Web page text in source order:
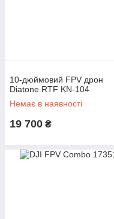
10-дюймовий FPV дрон
Diatone RTF KN-104
Немає в наявності
19 700 ₴